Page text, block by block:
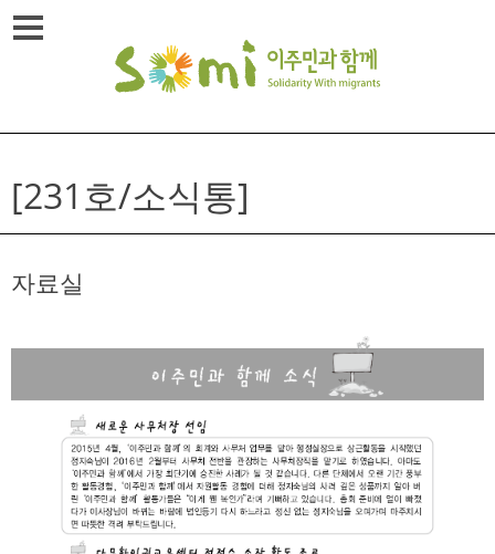
Skip
to
[231호/소식통]
자료실